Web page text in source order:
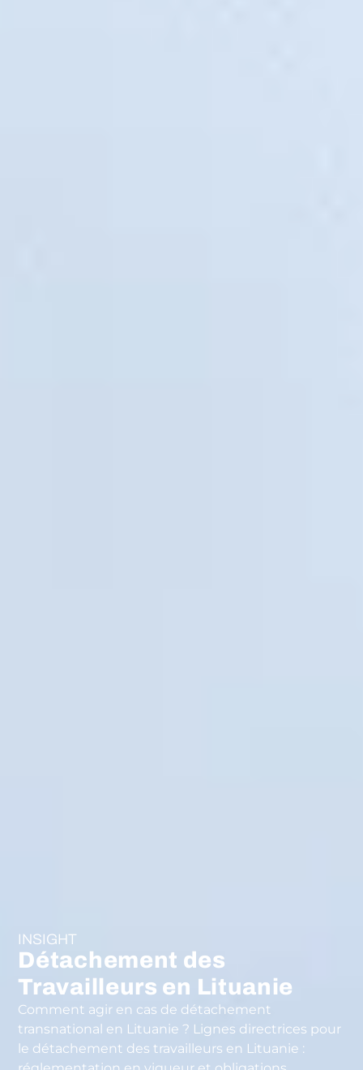
INSIGHT
Détachement des
Travailleurs en Lituanie
Comment agir en cas de détachement
transnational en Lituanie ? Lignes directrices pour
le détachement des travailleurs en Lituanie :